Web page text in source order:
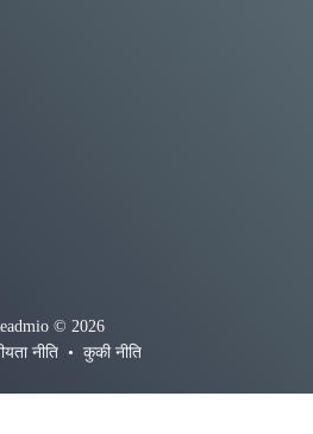
© 2026
नीति • कुकी नीति